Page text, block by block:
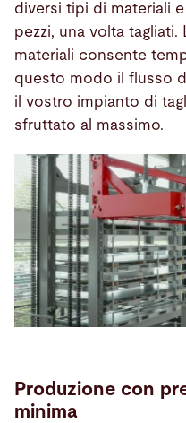
diversi tipi di materiali
pezzi, una volta tagliati.
materiali consente
questo modo il flusso
il vostro impianto di
sfruttato al massimo.
Produzione con
minima